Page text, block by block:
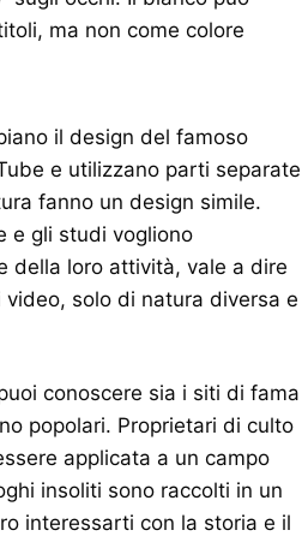
ma non come colore
il design del famoso
e utilizzano parti separate
fanno un design simile.
e gli studi vogliono
della loro attività, vale a dire
solo di natura diversa e
conoscere sia i siti di fama
popolari. Proprietari di culto
applicata a un campo
insoliti sono raccolti in un
interessarti con la storia e il